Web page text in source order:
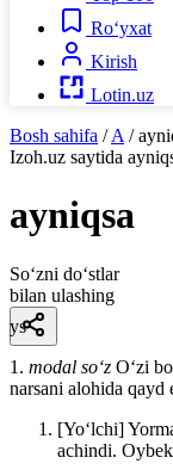
Ro‘yxat
Kirish
Lotin.uz
Bosh sahifa / A /
Izoh.uz saytida
ayniqsa
So‘zni do‘stlar
bilan ulashing
ys
1. modal so‘z Oʻzi
narsani alohida qayd
[Yoʻlchi]
achindi.